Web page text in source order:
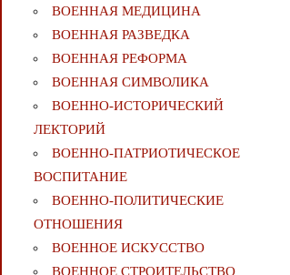
ВОЕННАЯ МЕДИЦИНА
ВОЕННАЯ РАЗВЕДКА
ВОЕННАЯ РЕФОРМА
ВОЕННАЯ СИМВОЛИКА
ВОЕННО-ИСТОРИЧЕСКИЙ
ЛЕКТОРИЙ
ВОЕННО-ПАТРИОТИЧЕСКОЕ
ВОСПИТАНИЕ
ВОЕННО-ПОЛИТИЧЕСКИE
ОТНОШЕНИЯ
ВОЕННОЕ ИСКУССТВО
ВОЕННОЕ СТРОИТЕЛЬСТВО